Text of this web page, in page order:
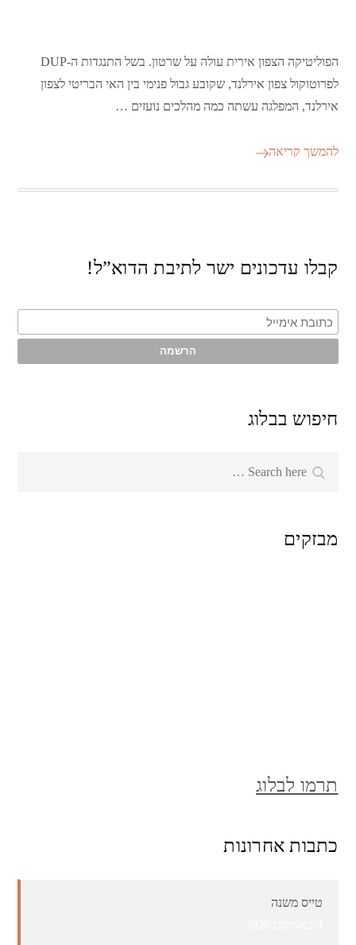
הפוליטיקה הצפון אירית עולה על שרטון. בשל התנגדות ה-DUP
לפרוטוקול צפון אירלנד, שקובע גבול פנימי בין האי הבריטי לצפון
אירלנד, המפלגה עשתה כמה מהלכים נועזים …
להמשך קריאה
קבלו עדכונים ישר לתיבת הדוא”ל!
חיפוש בבלוג
Search
מבזקים
תרמו לבלוג
כתבות אחרונות
טייס משנה